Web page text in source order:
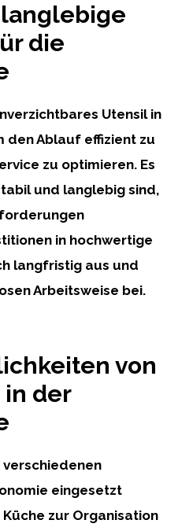
die
Utensil in
den Ablauf effizient zu
zu optimieren. Es
und langlebig sind,
in hochwertige
langfristig aus und
Arbeitsweise bei.
von
der
verschiedenen
eingesetzt
zur Organisation